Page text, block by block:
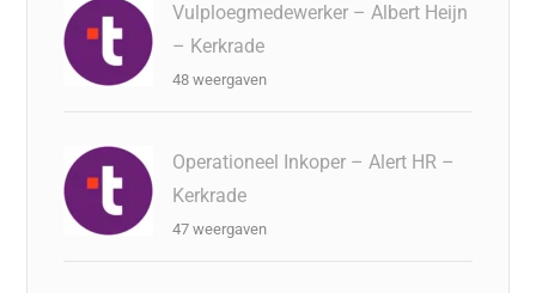
Vulploegmedewerker – Albert Heijn
– Kerkrade
48 weergaven
Operationeel Inkoper – Alert HR –
Kerkrade
47 weergaven